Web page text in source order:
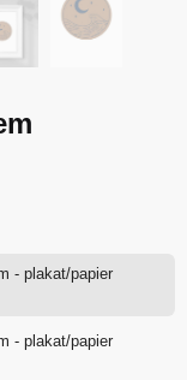
- plakat/papier
- plakat/papier